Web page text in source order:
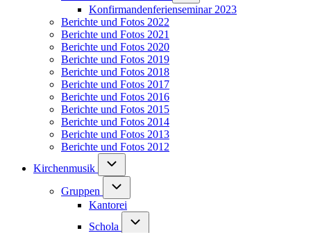
Konfirmandenferienseminar 2023
Berichte und Fotos 2022
Berichte und Fotos 2021
Berichte und Fotos 2020
Berichte und Fotos 2019
Berichte und Fotos 2018
Berichte und Fotos 2017
Berichte und Fotos 2016
Berichte und Fotos 2015
Berichte und Fotos 2014
Berichte und Fotos 2013
Berichte und Fotos 2012
Kirchenmusik
Unternavigation von Kirchenmusik
Gruppen
Unternavigation von Gruppen
Kantorei
Schola
Unternavigation von Schola